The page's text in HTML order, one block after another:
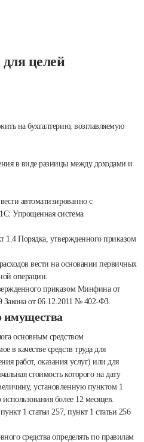
целей
на бухгалтерию, возглавляемую
в виде разницы между доходами и
автоматизированно с
Упрощенная система
1.4 Порядка, утвержденного приказом
вести на основании первичных
операции.
приказом Минфина от
Закона от 06.12.2011 № 402-ФЗ.
имущества
основным средством
в качестве средств труда для
работ, оказания услуг) или для
стоимость которого на дату
установленную пунктом 1
более 12 месяцев.
1 статьи 257, пункт 1 статьи 256
средства определять по правилам